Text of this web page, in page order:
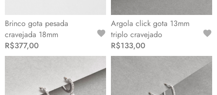
Brinco gota pesada
cravejada 18mm
R$377,00
Argola click gota 13mm
triplo cravejado
R$133,00